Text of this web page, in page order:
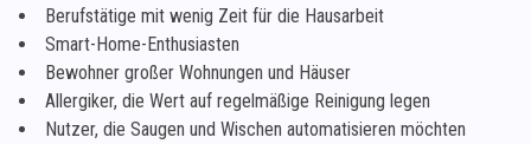
Berufstätige mit wenig Zeit für die Hausarbeit
Smart-Home-Enthusiasten
Bewohner großer Wohnungen und Häuser
Allergiker, die Wert auf regelmäßige Reinigung legen
Nutzer, die Saugen und Wischen automatisieren möchten